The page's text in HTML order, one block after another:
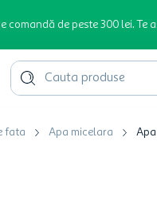
de peste 300 lei. Te
Cauta produse
fata Apa micelara